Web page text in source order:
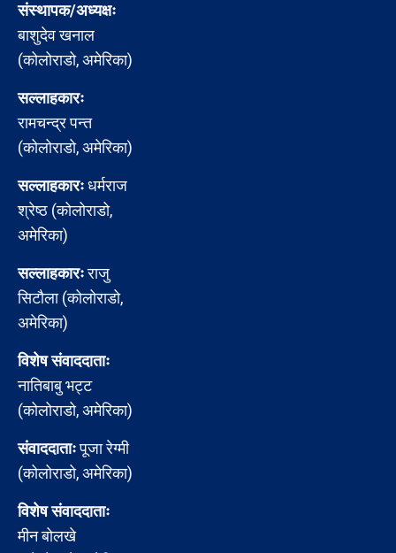
संस्थापक/अध्यक्षः
बाशुदेव खनाल
(कोलोराडो, अमेरिका)
सल्लाहकारः
रामचन्द्र पन्त
(कोलोराडो, अमेरिका)
सल्लाहकारःधर्मराज
श्रेष्ठ (कोलोराडो,
अमेरिका)
सल्लाहकारःराजु
सिटौला (कोलोराडो,
अमेरिका)
विशेष संवाददाताः
नातिबाबु भट्ट
(कोलोराडो, अमेरिका)
संवाददाताःपूजा रेग्मी
(कोलोराडो, अमेरिका)
विशेष संवाददाताः
मीन बोलखे